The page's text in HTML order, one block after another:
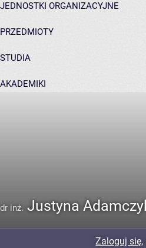
JEDNOSTKI ORGANIZACYJNE
PRZEDMIOTY
STUDIA
AKADEMIKI
dr inż. Justyna
Zaloguj się